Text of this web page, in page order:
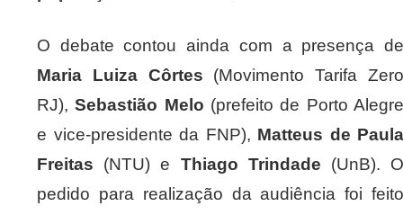
O debate contou ainda com a presença de
Maria Luiza Côrtes (Movimento Tarifa
RJ),Sebastião Melo (prefeito de Porto
e vice-presidente da FNP), Matteus de Paula
Freitas (NTU) e Thiago Trindade (UnB).
pedido para realização da audiência foi feito